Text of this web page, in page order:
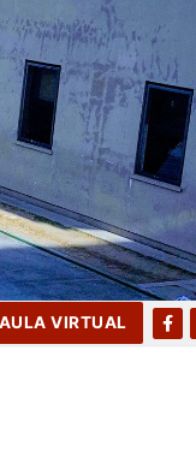
AULA VIRTUAL